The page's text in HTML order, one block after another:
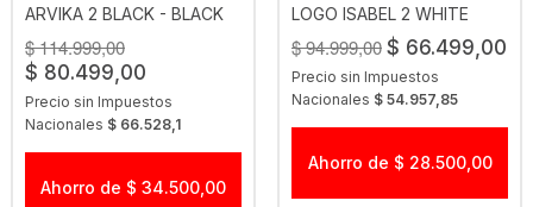
ARVIKA 2 BLACK - BLACK
JET - BEIGE
$ 114.999,00
$ 80.499,00
Precio sin Impuestos
Nacionales $ 66.528,1
Ahorro de $ 34.500,00
LOGO ISABEL 2 WHITE
$ 94.999,00 $ 66.499,00
Precio sin Impuestos
Nacionales $ 54.957,85
Ahorro de $ 28.500,00